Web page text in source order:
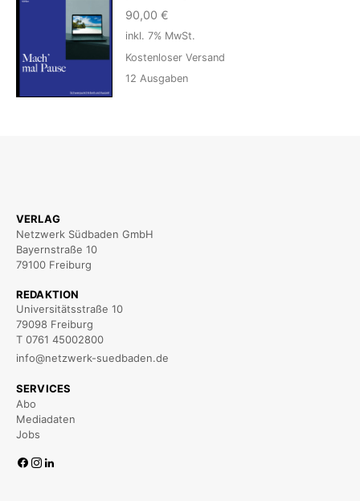
90,00 €
inkl. 7% MwSt.
Kostenloser Versand
12 Ausgaben
VERLAG
Netzwerk Südbaden GmbH
Bayernstraße 10
79100 Freiburg
REDAKTION
Universitätsstraße 10
79098 Freiburg
T 0761 45002800
info@netzwerk-suedbaden.de
SERVICES
Abo
Mediadaten
Jobs